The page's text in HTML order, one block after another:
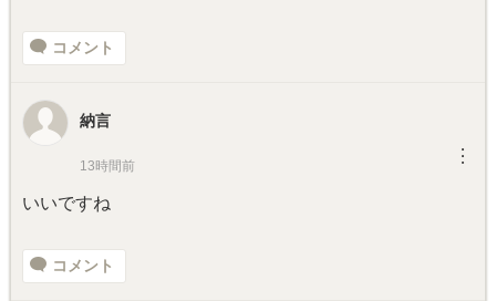
コメント
納言
13時間前 ︙
いいですね
コメント